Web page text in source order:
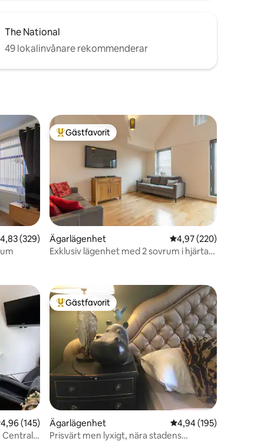
The National
49 lokalinvånare rekommenderar
av 5 i genomsnittligt betyg, 329 omdömen
4,83 (329)
Populär gästfavorit
Gästfavorit
Ägarlägenhet 4,97 av 5 i
4,97 (220)
Exklusiv lägenhet med 2 sovrum i hjärtat
av 5 i genomsnittligt betyg, 145 omdömen
4,96 (145)
Central
Populär gästfavorit
Gästfavorit
Ägarlägenhet 4,94 av 5 i
4,94 (195)
Prisvärt men lyxigt, nära stadens